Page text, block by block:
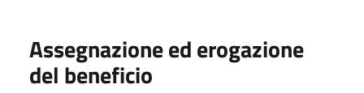
Assegnazione ed erogazione
del beneficio